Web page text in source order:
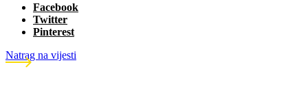
Facebook
Twitter
Pinterest
Natrag na vijesti